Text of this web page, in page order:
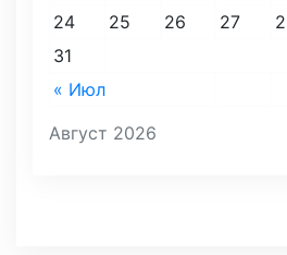
Август 2026
« Июл
24
25 26 27
31